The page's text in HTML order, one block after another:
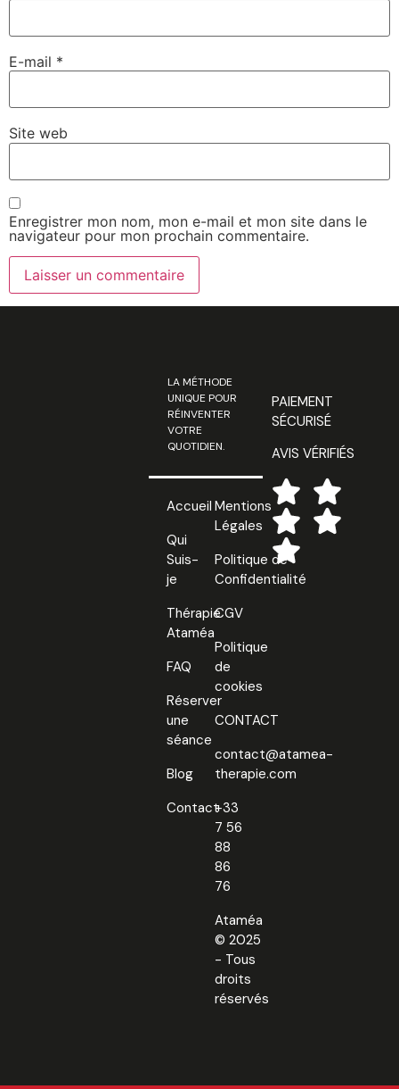
E-mail *
Site web
Enregistrer mon nom, mon e-mail et mon site dans le
navigateur pour mon prochain commentaire.
LA MÉTHODE
UNIQUE POUR
RÉINVENTER
VOTRE
QUOTIDIEN.
Accueil
Qui
Suis-
je
Thérapie
Ataméa
FAQ
Réserver
une
séance
Blog
Contact
Mentions
Légales
Politique de
Confidentialité
CGV
Politique
de
cookies
CONTACT
contact@atamea-
therapie.com
+33
7 56
88
86
76
Ataméa
© 2025
- Tous
droits
réservés
PAIEMENT
SÉCURISÉ
AVIS VÉRIFIÉS